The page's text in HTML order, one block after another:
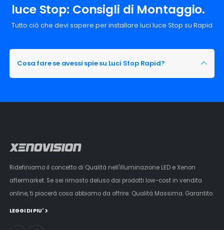
luce Stop: Consigli di Montaggio.
Tutto ciò che devi sapere per installare luci luce Stop su Rapid
Cosa fare se avessi spie su Luci Stop Rapid?
Ridefiniamo il concetto di Qualità nell'illuminazione LED e Xenon
aftermarket. Se sei rimasto deluso dai prodotti low-cost in vendita
online, ti piacerà cosa abbiamo da offrire: Qualità Massima. Garantito.
LEGGI DI PIU'